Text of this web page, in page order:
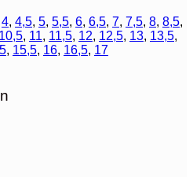
4, 4,5, 5, 5,5, 6, 6,5, 7, 7,5, 8, 8,5,
10,5, 11, 11,5, 12, 12,5, 13, 13,5,
, 15,5, 16, 16,5, 17